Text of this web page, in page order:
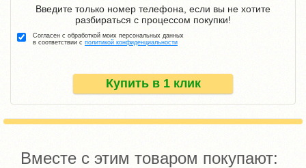
Купить в 1 клик
Введите только номер телефона, если вы не хотите
разбираться с процессом покупки!
Согласен с обработкой моих персональных данных
в соответствии с политикой конфиденциальности
Вместе с этим товаром покупают: